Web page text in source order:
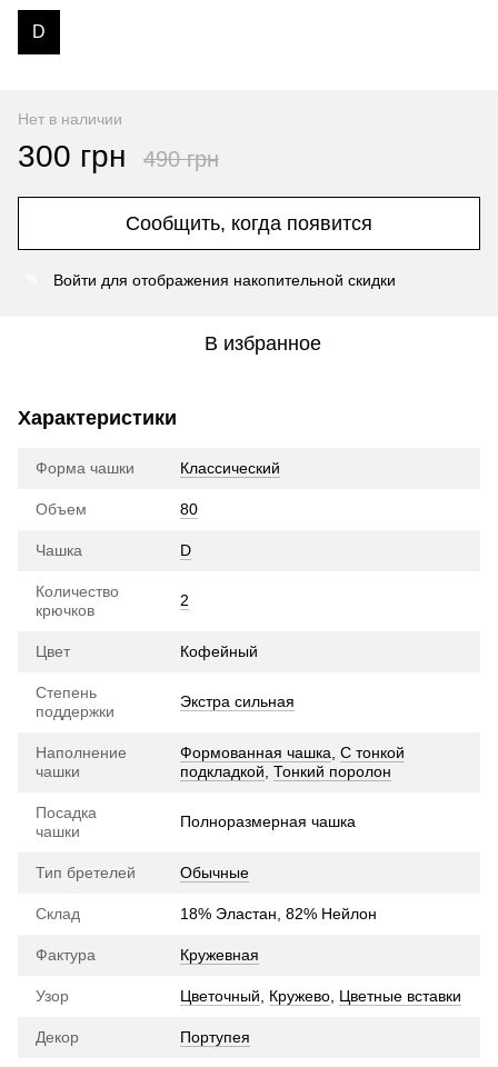
D
Нет в наличии
300 грн 490 грн
Сообщить, когда появится
Войти для отображения накопительной скидки
В избранное
Характеристики
Форма чашки Классический
Объем 80
Чашка D
Количество
крючков
2
Цвет Кофейный
Степень
поддержки
Экстра сильная
Наполнение
чашки
Формованная чашка С тонкой
подкладкой Тонкий поролон
Посадка
чашки
Полноразмерная чашка
Тип бретелей Обычные
Склад 18% Эластан, 82% Нейлон
Фактура Кружевная
Узор Цветочный Кружево Цветные вставки
Декор Портупея